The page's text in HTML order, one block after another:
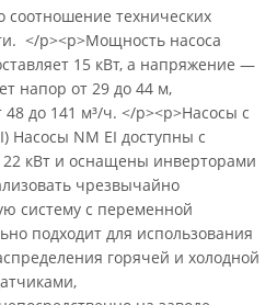
соотношение технических
</p><p>Мощность насоса
15 кВт, а напряжение —
напор от 29 до 44 м,
до 141 м³/ч. </p><p>Насосы с
Насосы NM EI доступны с
кВт и оснащены инверторами
чрезвычайно
систему с переменной
подходит для использования
горячей и холодной